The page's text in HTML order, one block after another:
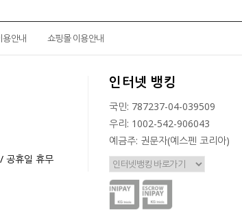
용안내 쇼핑몰 이용안내
공휴일 휴무
인터넷 뱅킹
국민: 787237-04-039509
우리: 1002-542-906043
예금주: 권문자(예스펜 코리아)